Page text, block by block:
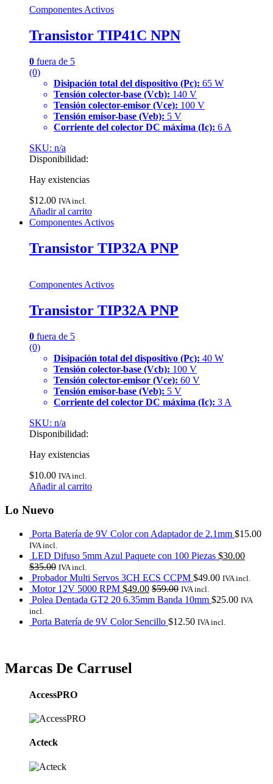
Componentes Activos
Transistor TIP41C NPN
0 fuera de 5
(0)
Disipación total del dispositivo (Pc): 65 W
Tensión colector-base (Vcb): 140 V
Tensión colector-emisor (Vce): 100 V
Tensión emisor-base (Veb): 5 V
Corriente del colector DC máxima (Ic): 6 A
SKU: n/a
Disponibilidad:
Hay existencias
$12.00 IVA incl.
Añadir al carrito
Componentes Activos
Transistor TIP32A PNP
Componentes Activos
Transistor TIP32A PNP
0 fuera de 5
(0)
Disipación total del dispositivo (Pc): 40 W
Tensión colector-base (Vcb): 100 V
Tensión colector-emisor (Vce): 60 V
Tensión emisor-base (Veb): 5 V
Corriente del colector DC máxima (Ic): 3 A
SKU: n/a
Disponibilidad:
Hay existencias
$10.00 IVA incl.
Añadir al carrito
Lo Nuevo
Porta Batería de 9V Color con Adaptador de 2.1mm $15.00
IVA incl.
LED Difuso 5mm Azul Paquete con 100 Piezas $30.00
$35.00 IVA incl.
Probador Multi Servos 3CH ECS CCPM $49.00 IVA incl.
Motor 12V 5000 RPM $49.00 $59.00 IVA incl.
Polea Dentada GT2 20 6.35mm Banda 10mm $25.00 IVA
incl.
Porta Batería de 9V Color Sencillo $12.50 IVA incl.
Marcas De Carrusel
AccessPRO
Acteck